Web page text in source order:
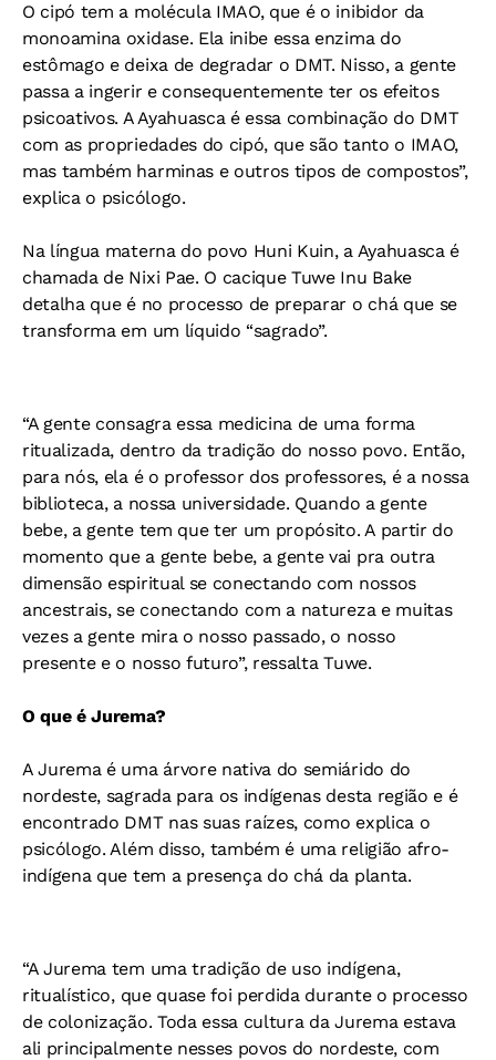
O cipó tem a molécula IMAO, que é o inibidor da
monoamina oxidase. Ela inibe essa enzima do
estômago e deixa de degradar o DMT. Nisso, a gente
passa a ingerir e consequentemente ter os efeitos
psicoativos. A Ayahuasca é essa combinação do DMT
com as propriedades do cipó, que são tanto o IMAO,
mas também harminas e outros tipos de compostos”,
explica o psicólogo.
Na língua materna do povo Huni Kuin, a Ayahuasca é
chamada de Nixi Pae. O cacique Tuwe Inu Bake
detalha que é no processo de preparar o chá que se
transforma em um líquido “sagrado”.
“A gente consagra essa medicina de uma forma
ritualizada, dentro da tradição do nosso povo. Então,
para nós, ela é o professor dos professores, é a nossa
biblioteca, a nossa universidade. Quando a gente
bebe, a gente tem que ter um propósito. A partir do
momento que a gente bebe, a gente vai pra outra
dimensão espiritual se conectando com nossos
ancestrais, se conectando com a natureza e muitas
vezes a gente mira o nosso passado, o nosso
presente e o nosso futuro”, ressalta Tuwe.
O que é Jurema?
A Jurema é uma árvore nativa do semiárido do
nordeste, sagrada para os indígenas desta região e é
encontrado DMT nas suas raízes, como explica o
psicólogo. Além disso, também é uma religião afro-
indígena que tem a presença do chá da planta.
“A Jurema tem uma tradição de uso indígena,
ritualístico, que quase foi perdida durante o processo
de colonização. Toda essa cultura da Jurema estava
ali principalmente nesses povos do nordeste, com